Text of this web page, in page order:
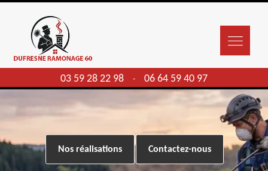
03 59 28 22 98 - 06 64 59 40 97
Nos réalisations Contactez-nous